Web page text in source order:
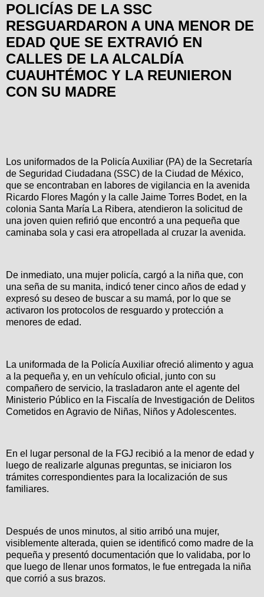
POLICÍAS DE LA SSC
RESGUARDARON A UNA MENOR DE
EDAD QUE SE EXTRAVIÓ EN
CALLES DE LA ALCALDÍA
CUAUHTÉMOC Y LA REUNIERON
CON SU MADRE
Los uniformados de la Policía Auxiliar (PA) de la Secretaría
de Seguridad Ciudadana (SSC) de la Ciudad de México,
que se encontraban en labores de vigilancia en la avenida
Ricardo Flores Magón y la calle Jaime Torres Bodet, en la
colonia Santa María La Ribera, atendieron la solicitud de
una joven quien refirió que encontró a una pequeña que
caminaba sola y casi era atropellada al cruzar la avenida.
De inmediato, una mujer policía, cargó a la niña que, con
una seña de su manita, indicó tener cinco años de edad y
expresó su deseo de buscar a su mamá, por lo que se
activaron los protocolos de resguardo y protección a
menores de edad.
La uniformada de la Policía Auxiliar ofreció alimento y agua
a la pequeña y, en un vehículo oficial, junto con su
compañero de servicio, la trasladaron ante el agente del
Ministerio Público en la Fiscalía de Investigación de Delitos
Cometidos en Agravio de Niñas, Niños y Adolescentes.
En el lugar personal de la FGJ recibió a la menor de edad y
luego de realizarle algunas preguntas, se iniciaron los
trámites correspondientes para la localización de sus
familiares.
Después de unos minutos, al sitio arribó una mujer,
visiblemente alterada, quien se identificó como madre de la
pequeña y presentó documentación que lo validaba, por lo
que luego de llenar unos formatos, le fue entregada la niña
que corrió a sus brazos.